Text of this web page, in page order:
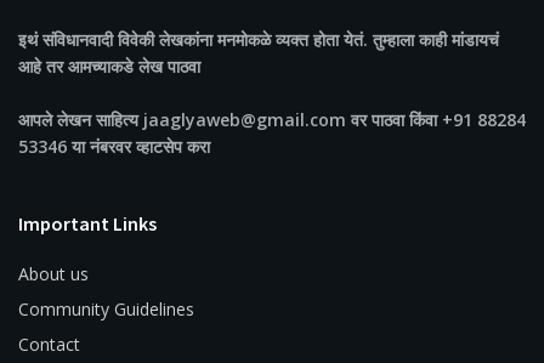
इथं संविधानवादी विवेकी लेखकांना मनमोकळे व्यक्त होता येतं. तुम्हाला काही मांडायचं
आहे तर आमच्याकडे लेख पाठवा
आपले लेखन साहित्य jaaglyaweb@gmail.com वर पाठवा किंवा +91 88284
53346 या नंबरवर व्हाटसेप करा
Important Links
About us
Community Guidelines
Contact